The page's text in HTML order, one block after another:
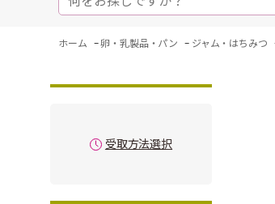
ホーム -卵・乳製品・パン - ジャム・はちみつ
受取方法選択